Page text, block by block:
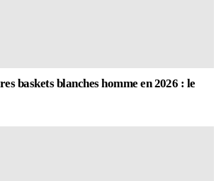
baskets blanches homme en 2026 : le